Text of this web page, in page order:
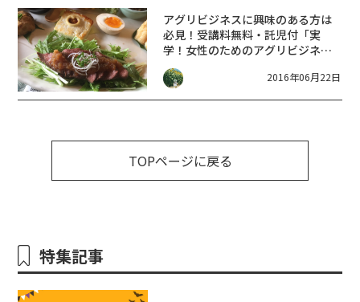
アグリビジネスに興味のある方は
必見！受講料無料・託児付「実
学！女性のためのアグリビジネ
ス・チャレンジ講座」の受講生を
募集中です
2016年06月22日
TOPページに戻る
特集記事